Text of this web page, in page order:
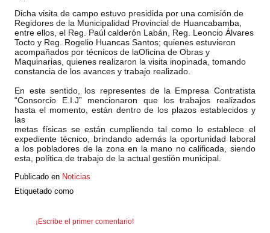
Dicha visita de campo estuvo presidida por una comisión de
Regidores de la Municipalidad Provincial de Huancabamba,
entre ellos, el Reg. Paúl calderón Labán, Reg. Leoncio Álvares
Tocto y Reg. Rogelio Huancas Santos; quienes estuvieron
acompañados por técnicos de laOficina de Obras y
Maquinarias, quienes realizaron la visita inopinada, tomando
constancia de los avances y trabajo realizado.
En este sentido, los representes de la Empresa Contratista
“Consorcio E.I.J” mencionaron que los trabajos realizados
hasta el momento, están dentro de los plazos establecidos y
las
metas físicas se están cumpliendo tal como lo establece el
expediente técnico, brindando además la oportunidad laboral
a los pobladores de la zona en la mano no calificada, siendo
esta, política de trabajo de la actual gestión municipal.
Publicado en Noticias
Etiquetado como
¡Escribe el primer comentario!